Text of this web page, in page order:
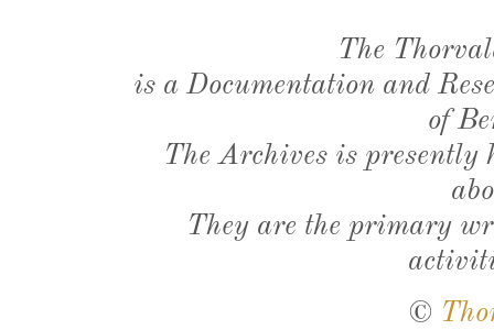
The
is a Documentation and
of
The Archives is presently
They are the primary
©